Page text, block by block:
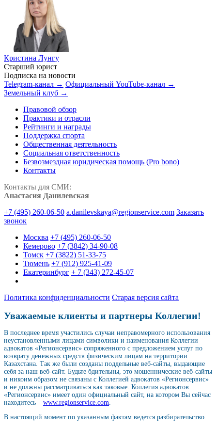
Кристина Лунгу
Старший юрист
Подписка на новости
Telegram-канал → Официальный YouTube-канал →
Земельный клуб →
Правовой обзор
Практики и отрасли
Рейтинги и награды
Поддержка спорта
Общественная деятельность
Социальная ответственность
Безвозмездная юридическая помощь (Pro bono)
Контакты
Контакты для СМИ:
Анастасия Данилевская
+7 (495) 260-06-50 a.danilevskaya@regionservice.com Заказать
звонок
Москва +7 (495) 260-06-50
Кемерово +7 (3842) 34-90-08
Томск +7 (3822) 51-33-75
Тюмень +7 (912) 925-41-09
Екатеринбург + 7 (343) 272-45-07
Политика конфиденциальности Старая версия сайта
Уважаемые клиенты и партнеры Коллегии!
В последнее время участились случаи неправомерного использования
неустановленными лицами символики и наименования Коллегии
адвокатов «Регионсервис» сопряженного с предложением услуг по
возврату денежных средств физическим лицам на территории
Казахстана. Так же были созданы поддельные веб-сайты, выдающие
себя за наш веб-сайт. Будьте бдительны, это мошеннические веб-сайты
и никоим образом не связаны с Коллегией адвокатов «Регионсервис»
и не должны рассматриваться как таковые. Коллегия адвокатов
«Регионсервис» имеет один официальный сайт, на котором Вы сейчас
находитесь – www.regionservice.com
В настоящий момент по указанным фактам ведется разбирательство.